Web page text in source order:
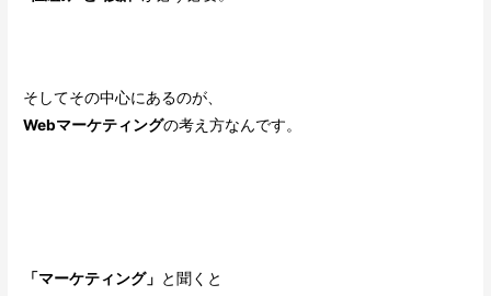
そしてその中心にあるのが、
Webマーケティングの考え方なんです。
「マーケティング」 と聞くと